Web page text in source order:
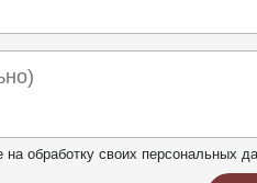
обработку своих персональных